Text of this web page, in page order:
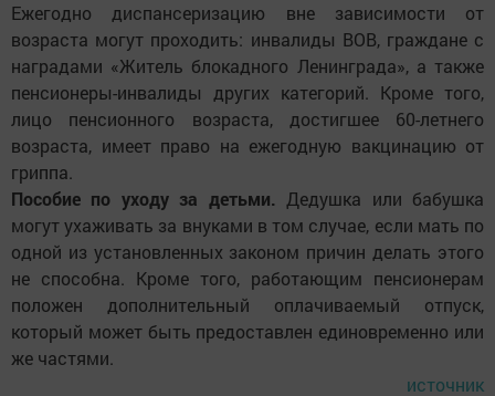
Ежегодно диспансеризацию вне зависимости от
возраста могут проходить: инвалиды ВОВ, граждане с
наградами «Житель блокадного Ленинграда», а также
пенсионеры-инвалиды других категорий. Кроме того,
лицо пенсионного возраста, достигшее 60-летнего
возраста, имеет право на ежегодную вакцинацию от
гриппа.
Пособие по уходу за детьми. Дедушка или бабушка
могут ухаживать за внуками в том случае, если мать по
одной из установленных законом причин делать этого
не способна. Кроме того, работающим пенсионерам
положен дополнительный оплачиваемый отпуск,
который может быть предоставлен единовременно или
же частями.
источник